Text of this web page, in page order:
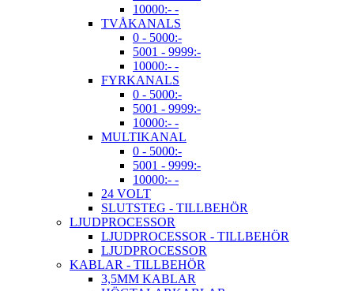
10000:- -
TVÅKANALS
0 - 5000:-
5001 - 9999:-
10000:- -
FYRKANALS
0 - 5000:-
5001 - 9999:-
10000:- -
MULTIKANAL
0 - 5000:-
5001 - 9999:-
10000:- -
24 VOLT
SLUTSTEG - TILLBEHÖR
LJUDPROCESSOR
LJUDPROCESSOR - TILLBEHÖR
LJUDPROCESSOR
KABLAR - TILLBEHÖR
3,5MM KABLAR